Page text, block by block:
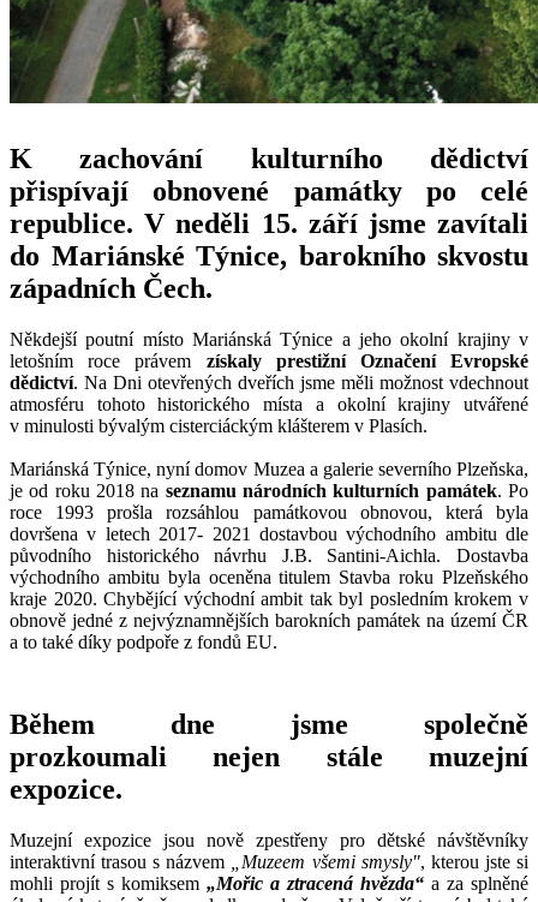
K zachování kulturního dědictví
přispívají obnovené památky po celé
republice. V neděli 15. září jsme zavítali
do Mariánské Týnice, barokního skvostu
západních Čech.
Někdejší poutní místo Mariánská Týnice a jeho okolní krajiny v
letošním roce právem získaly prestižní Označení Evropské
dědictví. Na Dni otevřených dveřích jsme měli možnost vdechnout
atmosféru tohoto historického místa a okolní krajiny utvářené
v minulosti bývalým cisterciáckým klášterem v Plasích.
Mariánská Týnice, nyní domov Muzea a galerie severního Plzeňska,
je od roku 2018 na seznamu národních kulturních památek. Po
roce 1993 prošla rozsáhlou památkovou obnovou, která byla
dovršena v letech 2017- 2021 dostavbou východního ambitu dle
původního historického návrhu J.B. Santini-Aichla. Dostavba
východního ambitu byla oceněna titulem Stavba roku Plzeňského
kraje 2020. Chybějící východní ambit tak byl posledním krokem v
obnově jedné z nejvýznamnějších barokních památek na území ČR
a to také díky podpoře z fondů EU.
Během dne jsme společně
prozkoumali nejen stále muzejní
expozice.
Muzejní expozice jsou nově zpestřeny pro dětské návštěvníky
interaktivní trasou s názvem
„Muzeem všemi smysly", kterou jste si
mohli projít s komiksem „Mořic a ztracená hvězda“ a za splněné